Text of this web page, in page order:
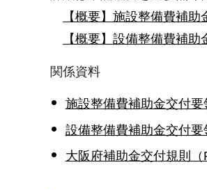
【概要】施設整備費補助
【概要】設備整備費補助
関係資料
施設整備費補助金交付要
設備整備費補助金交付要
大阪府補助金交付規則（